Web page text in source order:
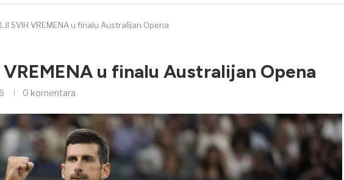
SVIH VREMENA u finalu Australijan Opena
u finalu Australijan Opena
0 komentara